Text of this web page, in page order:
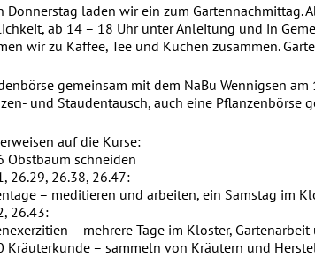
Donnerstag laden wir ein zum Gartennachmittag.
ab 14 – 18 Uhr unter Anleitung und in
wir zu Kaffee, Tee und Kuchen zusammen.
gemeinsam mit dem NaBu Wennigsen
und Staudentausch, auch eine Pflanzenbörse
auf die Kurse:
Obstbaum schneiden
26.29, 26.38, 26.47:
– meditieren und arbeiten, ein Samstag im
26.43:
– mehrere Tage im Kloster,
Kräuterkunde – sammeln von Kräutern und